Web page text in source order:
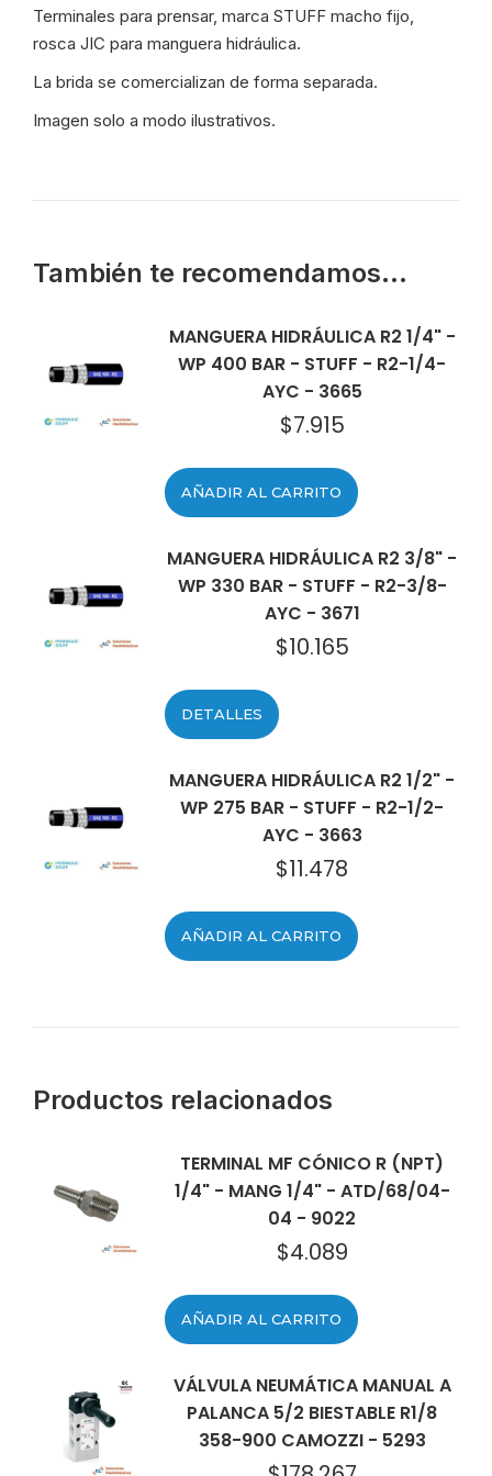
Terminales para prensar, marca STUFF macho fijo,
rosca JIC para manguera hidráulica.
La brida se comercializan de forma separada.
Imagen solo a modo ilustrativos.
También te recomendamos…
MANGUERA HIDRÁULICA R2 1/4" -
WP 400 BAR - STUFF - R2-1/4-
AYC - 3665
$7.915
AÑADIR AL CARRITO
MANGUERA HIDRÁULICA R2 3/8" -
WP 330 BAR - STUFF - R2-3/8-
AYC - 3671
$10.165
DETALLES
MANGUERA HIDRÁULICA R2 1/2" -
WP 275 BAR - STUFF - R2-1/2-
AYC - 3663
$11.478
AÑADIR AL CARRITO
Productos relacionados
TERMINAL MF CÓNICO R (NPT)
1/4" - MANG 1/4" - ATD/68/04-
04 - 9022
$4.089
AÑADIR AL CARRITO
VÁLVULA NEUMÁTICA MANUAL A
PALANCA 5/2 BIESTABLE R1/8
358-900 CAMOZZI - 5293